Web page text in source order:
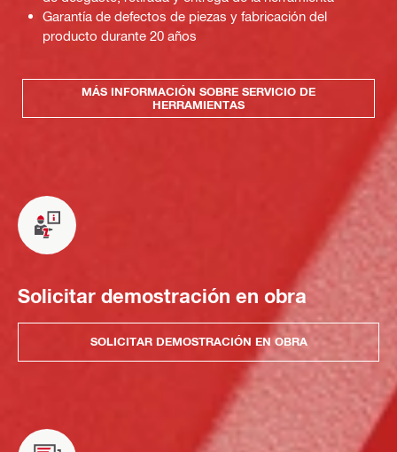
Garantía de defectos de piezas y fabricación del
producto durante 20 años
MÁS INFORMACIÓN SOBRE SERVICIO DE
HERRAMIENTAS
Solicitar demostración en obra
SOLICITAR DEMOSTRACIÓN EN OBRA